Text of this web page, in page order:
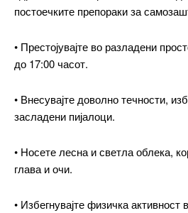
Included for free:
Etiam est nibh, lobortis sit
Praesent euismod ac
Nullam eu erat condimentum
Donec quis est ac felis
Pro
постоечките препораки за
• Престојувајте во разладени
до 17:00 часот.
• Внесувајте доволно течности,
засладени пијалоци.
• Носете лесна и светла облека,
глава и очи.
• Избегнувајте физичка активност